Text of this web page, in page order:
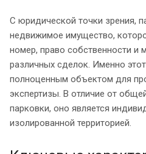
С юридической точки зрения,
недвижимое имущество,
номер, право собственности
различных сделок. Именно
полноценным объектом для
экспертизы. В отличие от
парковки, оно является
изолированной территорией.